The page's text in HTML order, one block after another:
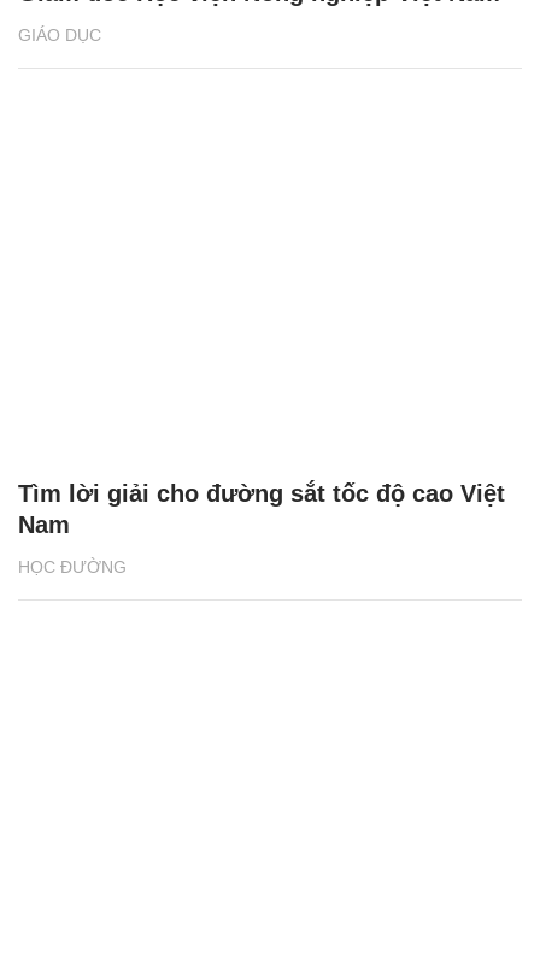
GIÁO DỤC
HỌC ĐƯỜNG
Tìm lời giải cho đường sắt tốc độ cao Việt
Nam